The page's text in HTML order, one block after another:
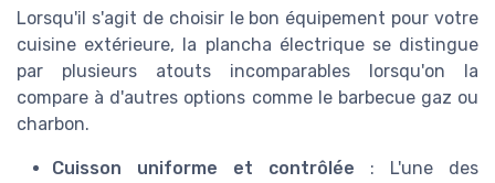
Lorsqu'il s'agit de choisir le bon équipement pour votre
cuisine extérieure, la plancha électrique se distingue
par plusieurs atouts incomparables lorsqu'on la
compare à d'autres options comme le barbecue gaz ou
charbon.
Cuisson uniforme et contrôlée : L'une des